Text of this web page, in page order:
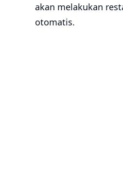
akan melakukan
otomatis.